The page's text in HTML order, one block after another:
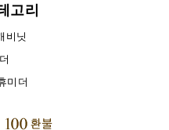
고리
비닛
미더